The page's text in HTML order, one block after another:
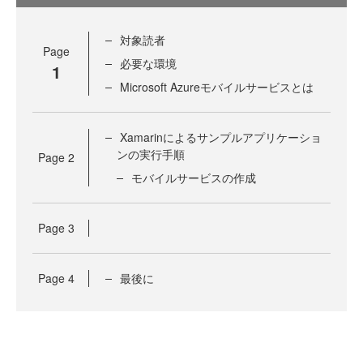
Page
1
対象読者
必要な環境
Microsoft Azureモバイルサービスとは
Page 2
Xamarinによるサンプルアプリケーショ
ンの実行手順
モバイルサービスの作成
Page 3
Page 4 最後に